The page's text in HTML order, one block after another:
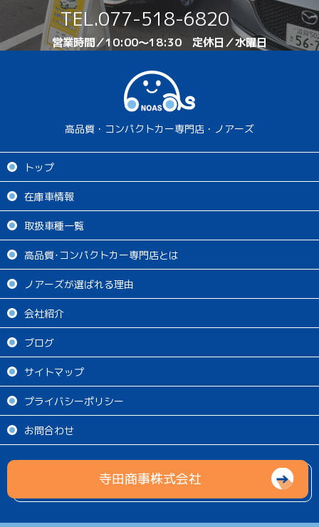
TEL.077-518-6820
営業時間／10:00～18:30 定休日／水曜日
高品質・コンパクトカー専門店・ノアーズ
トップ
在庫車情報
取扱車種一覧
高品質･コンパクトカー専門店とは
ノアーズが選ばれる理由
会社紹介
ブログ
サイトマップ
プライバシーポリシー
お問合わせ
寺田商事株式会社